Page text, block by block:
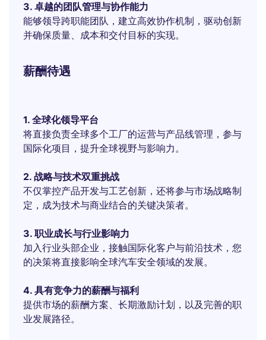
3. 卓越的团队管理与协作能力
能够领导跨职能团队，建立高效协作机制，驱动创新
并确保质量、成本和交付目标的实现。
薪酬待遇
1. 全球化领导平台
将直接负责全球多个工厂的运营与产品线管理，参与
国际化项目，提升全球视野与影响力。
2. 战略与技术双重挑战
不仅掌控产品开发与工艺创新，还将参与市场战略制
定，成为技术与商业结合的关键决策者。
3. 职业成长与行业影响力
加入行业头部企业，接触国际化客户与前沿技术，您
的决策将直接影响全球汽车安全领域的发展。
4. 具有竞争力的薪酬与福利
提供市场的薪酬方案、长期激励计划，以及完善的职
业发展路径。